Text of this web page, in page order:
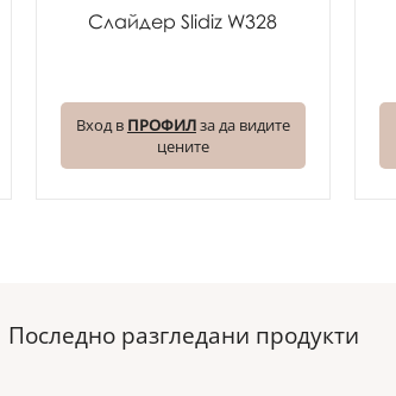
Слайдер Slidiz W328
Вход в ПРОФИЛза да видите
цените
Последно разгледани продукти